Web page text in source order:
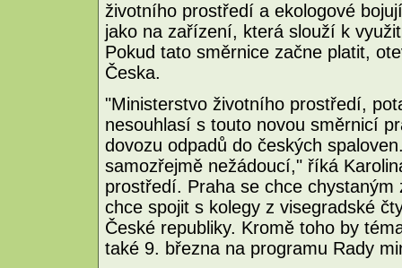
životního prostředí a ekologové
jako na zařízení, která slouží k
Pokud tato směrnice začne platit,
Česka.
"Ministerstvo životního prostředí,
nesouhlasí s touto novou směrnicí
dovozu odpadů do českých
samozřejmě nežádoucí," říká
prostředí. Praha se chce
chce spojit s kolegy z visegradské
České republiky. Kromě toho by
také 9. března na programu Rady